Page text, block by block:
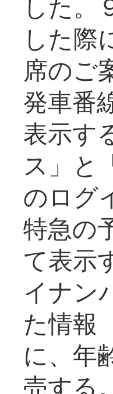
した際
席のご
発車番
表示す
ス」と
のログ
特急の
て表示
イナン
た情報
に、年
売する